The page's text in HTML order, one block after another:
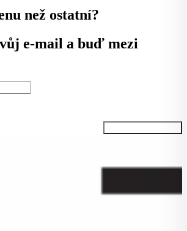
než ostatní?
e-mail a buď mezi